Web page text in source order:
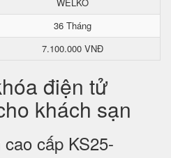
36 Tháng
7.100.000 VNĐ
điện tử
khách sạn
cấp KS25-